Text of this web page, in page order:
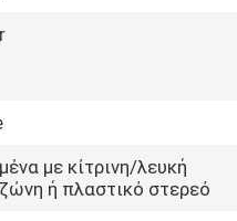
με κίτρινη/λευκή
ή πλαστικό στερεό